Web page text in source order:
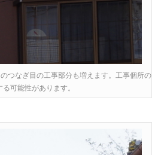
つなぎ目の工事部分も増えます。工事個所の
可能性があります。